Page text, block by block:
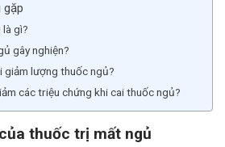
gặp
gì?
gây nghiện?
giảm lượng thuốc ngủ?
các triệu chứng khi cai thuốc ngủ?
thuốc trị mất ngủ